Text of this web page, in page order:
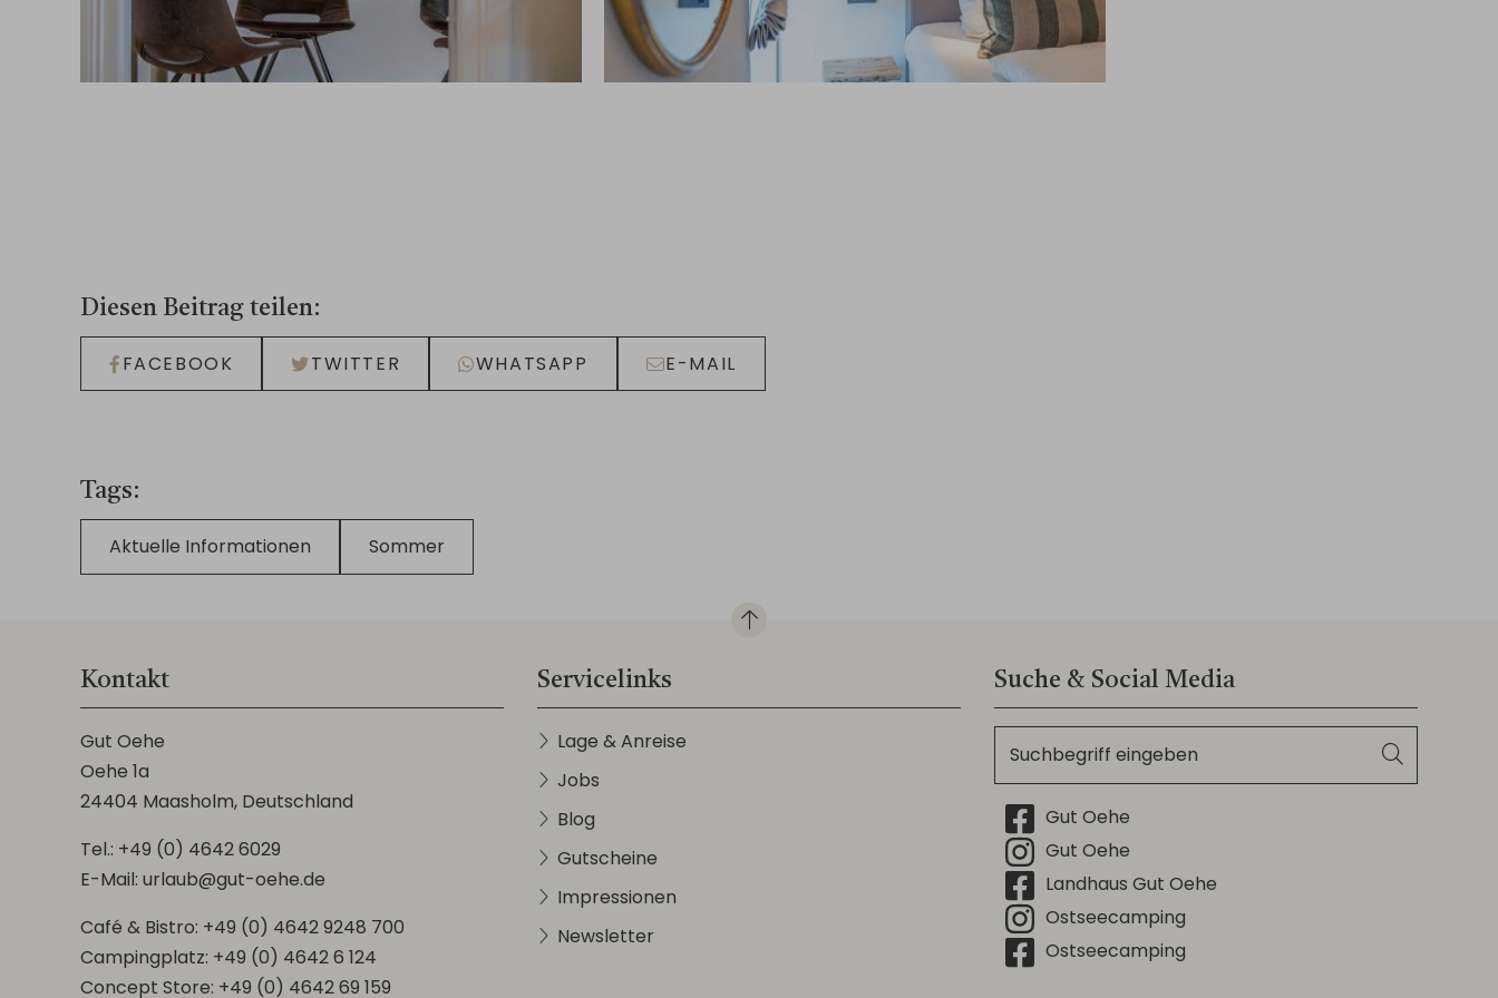
Diesen Beitrag teilen
FACEBOOK TWITTER WHATSAPP E-MAIL
Tags
Aktuelle Informationen Sommer
Kontakt
Gut Oehe
Oehe 1a
24404 Maasholm, Deutschland
Tel.: +49 (0) 4642 6029
E-Mail: urlaub@gut-oehe.de
Café & Bistro: +49 (0) 4642 9248 700
Campingplatz: +49 (0) 4642 6 124
Concept Store: +49 (0) 4642 69 159
Servicelinks
Lage & Anreise
Jobs
Blog
Gutscheine
Impressionen
Newsletter
Suche & Social Media
FacebookGut Oehe
InstagramGut Oehe
InstagramOstseecamping
FacebookOstseecamping
FacebookLandhaus Gut Oehe